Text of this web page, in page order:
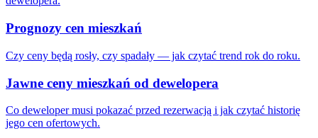
Prognozy cen mieszkań
Czy ceny będą rosły, czy spadały — jak czytać trend rok do roku.
Jawne ceny mieszkań od dewelopera
Co deweloper musi pokazać przed rezerwacją i jak czytać historię
jego cen ofertowych.